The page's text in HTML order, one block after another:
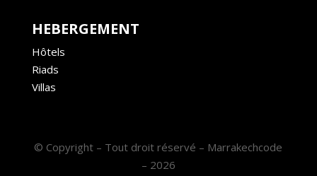
HEBERGEMENT
Hôtels
Riads
Villas
© Copyright – Tout droit réservé – Marrakechcode
– 2026